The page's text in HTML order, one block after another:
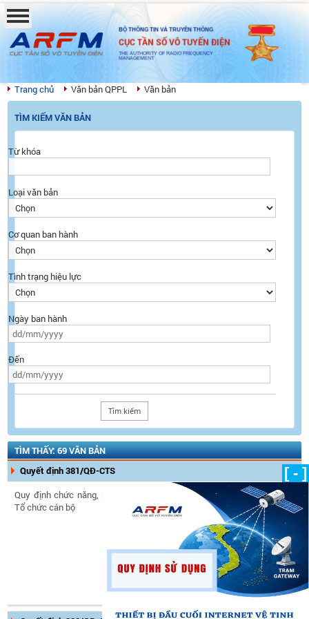
BỘ THÔNG TIN VÀ TRUYỀN THÔNG
CỤC TẦN SỐ VÔ TUYẾN ĐIỆN
THE AUTHORITY OF RADIO FREQUENCY
MANAGEMENT
Trang chủ Văn bản QPPL Văn bản
TÌM KIẾM VĂN BẢN
Từ khóa
Loại văn bản
Cơ quan ban hành
Tình trạng hiệu lực
Ngày ban hành
Đến
TÌM THẤY: 69 VĂN BẢN
Quyết định 381/QĐ-CTS
Quy định chức năng, nhiệm vụ và quyền hạn của Phòng
Tổ chức cán bộ
Ngày ban hành:07/07/2025
Ngày có hiệu lực:07/07/2025
Tình trạng hiệu lực:Còn hiệu
[ - ]